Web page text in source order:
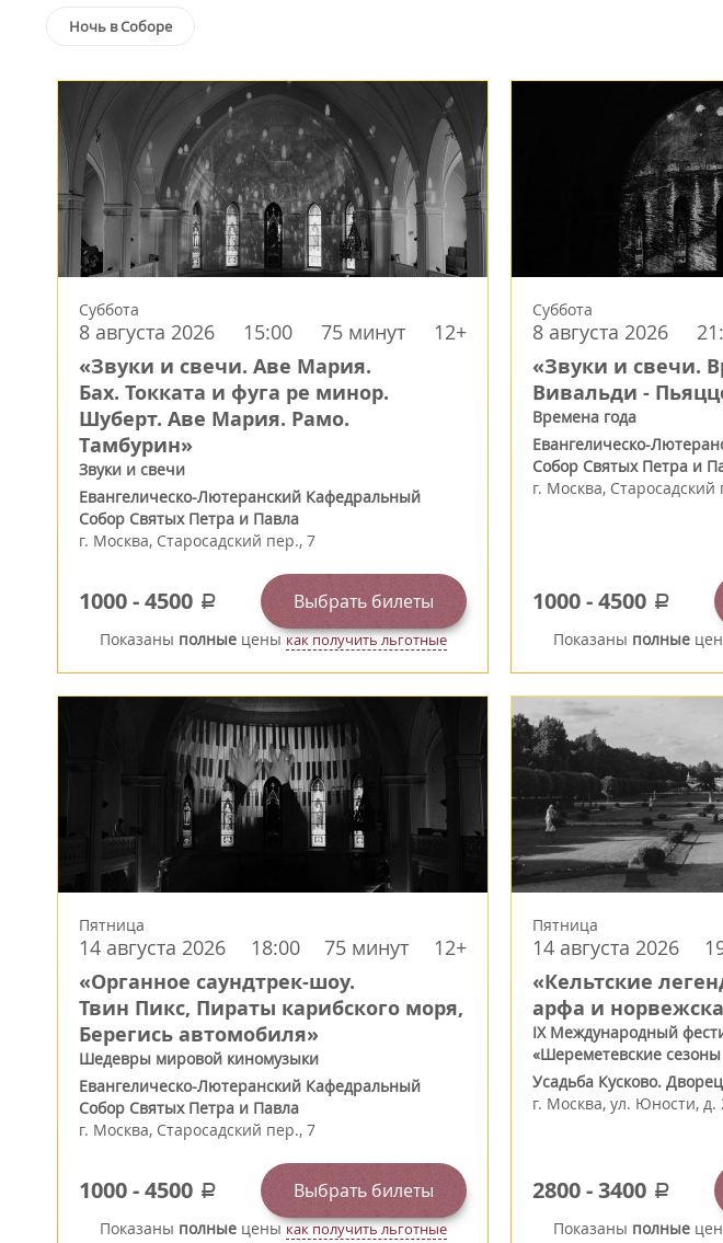
Ночь в Соборе
Суббота
8 августа 2026 15:00 75 минут 12+
«Звуки и свечи. Аве Мария.
Бах. Токката и фуга ре минор.
Шуберт. Аве Мария. Рамо.
Тамбурин»
Звуки и свечи
Евангелическо-Лютеранский Кафедральный
Собор Святых Петра и Павла
г. Москва, Старосадский пер., 7
1000-4500 a Выбрать билеты
Показаны полныеценыкак получить льготные
Суббота
8 августа 2026
«Звуки и свечи.
Вивальди -
Времена года
Евангелическо-
Собор Святых Петра и
г. Москва, Старосадский
1000-4500 a
Показаны полные
Пятница
14 августа 2026 18:00 75 минут 12+
«Органное саундтрек-шоу.
Твин Пикс, Пираты карибского моря,
Берегись автомобиля»
Шедевры мировой киномузыки
Евангелическо-Лютеранский Кафедральный
Собор Святых Петра и Павла
г. Москва, Старосадский пер., 7
1000-4500 a Выбрать билеты
Показаны полныеценыкак получить льготные
Пятница
14 августа 2026
«Кельтские
арфа и
IX Международный
«Шереметевские сезоны
Усадьба Кусково. Дворец
г. Москва, ул. Юности, д.
2800-3400 a
Показаны полные